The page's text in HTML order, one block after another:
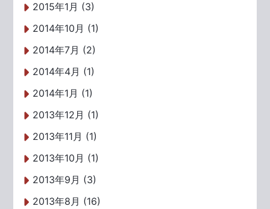
2015年1月 (3)
2014年10月 (1)
2014年7月 (2)
2014年4月 (1)
2014年1月 (1)
2013年12月 (1)
2013年11月 (1)
2013年10月 (1)
2013年9月 (3)
2013年8月 (16)